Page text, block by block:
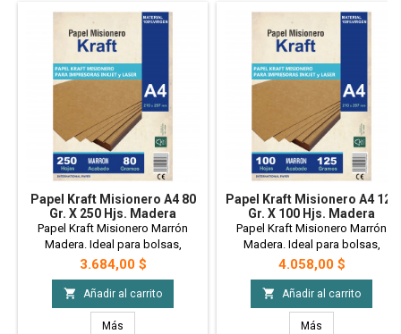
Papel Kraft Misionero A4 80
Gr. X 250 Hjs. Madera
Marron
Papel Kraft Misionero Marrón
Madera. Ideal para bolsas,
manteles, artesanías o
envoltorios. A4 80 gr. x 250 hjs.
Madera Marron
Precio
3.684,00 $
 Añadir al carrito
Más
Papel Kraft Misionero A4 125
Gr. X 100 Hjs. Madera
Marron
Papel Kraft Misionero Marrón
Madera. Ideal para bolsas,
manteles, artesanías o
envoltorios. A4 125 gr. x 100 hjs.
Madera Marron
Precio
4.058,00 $
 Añadir al carrito
Más